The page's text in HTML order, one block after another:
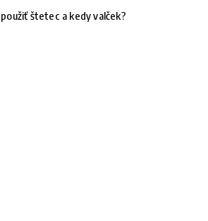
štetec a kedy valček?